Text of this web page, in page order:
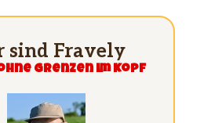
sind Fravely
grenzen im Kopf